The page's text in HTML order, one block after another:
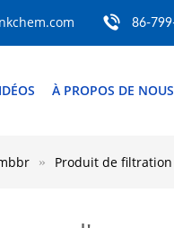
86-
À PROPOS DE NOUS
Produit de